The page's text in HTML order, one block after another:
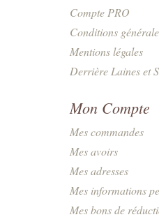
Compte PRO
Conditions
Mentions légales
Derrière Laines et
Mon Compte
Mes commandes
Mes avoirs
Mes adresses
Mes informations
Mes bons de